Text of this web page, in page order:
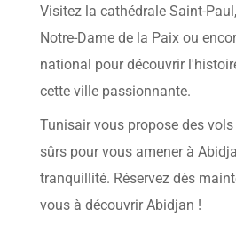
Visitez la cathédrale Saint-
Notre-Dame de la Paix ou
national pour découvrir
cette ville passionnante.
Tunisair vous propose des
sûrs pour vous amener à
tranquillité. Réservez dès
vous à découvrir Abidjan !